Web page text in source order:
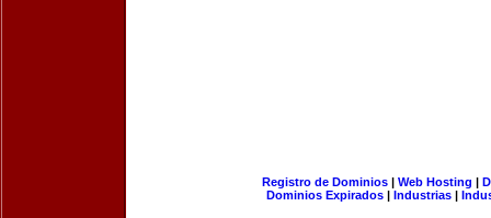
Registro de Dominios| Web Hosting |
Dominios Expirados | Industrias |